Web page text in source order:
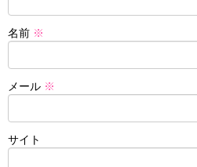
名前 ※
メール ※
サイト